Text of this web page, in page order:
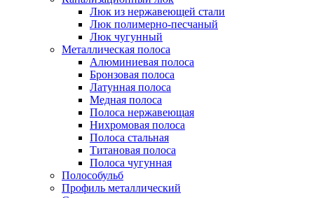
Люк из нержавеющей стали
Люк полимерно-песчаный
Люк чугунный
Металлическая полоса
Алюминиевая полоса
Бронзовая полоса
Латунная полоса
Медная полоса
Полоса нержавеющая
Нихромовая полоса
Полоса стальная
Титановая полоса
Полоса чугунная
Полособульб
Профиль металлический